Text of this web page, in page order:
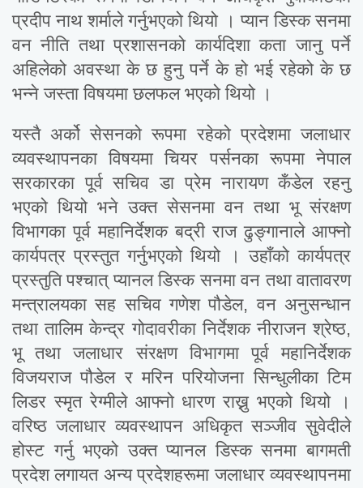
प्रदीप नाथ शर्माले गर्नुभएको थियो । प्यान डिस्क सनमा
वन नीति तथा प्रशासनको कार्यदिशा कता जानु पर्ने
अहिलेको अवस्था के छ हुनु पर्ने के हो भई रहेको के छ
भन्ने जस्ता विषयमा छलफल भएको थियो ।
यस्तै अर्को सेसनको रूपमा रहेको प्रदेशमा जलाधार
व्यवस्थापनका विषयमा चियर पर्सनका रूपमा नेपाल
सरकारका पूर्व सचिव डा प्रेम नारायण कँडेल रहनु
भएको थियो भने उक्त सेसनमा वन तथा भू संरक्षण
विभागका पूर्व महानिर्देशक बद्री राज ढुङ्गानाले आफ्नो
कार्यपत्र प्रस्तुत गर्नुभएको थियो । उहाँको कार्यपत्र
प्रस्तुति पश्चात् प्यानल डिस्क सनमा वन तथा वातावरण
मन्त्रालयका सह सचिव गणेश पौडेल, वन अनुसन्धान
तथा तालिम केन्द्र गोदावरीका निर्देशक नीराजन श्रेष्ठ,
भू तथा जलाधार संरक्षण विभागमा पूर्व महानिर्देशक
विजयराज पौडेल र मरिन परियोजना सिन्धुलीका टिम
लिडर स्मृत रेग्मीले आफ्नो धारण राख्नु भएको थियो ।
वरिष्ठ जलाधार व्यवस्थापन अधिकृत सञ्जीव सुवेदीले
होस्ट गर्नु भएको उक्त प्यानल डिस्क सनमा बागमती
प्रदेश लगायत अन्य प्रदेशहरूमा जलाधार व्यवस्थापनमा